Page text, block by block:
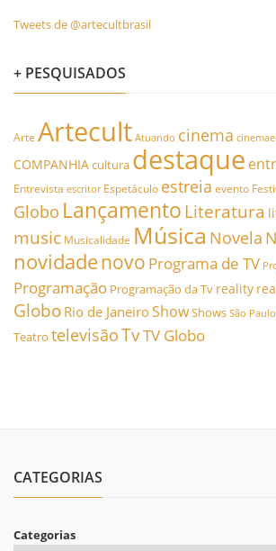
Tweets de @artecultbrasil
+ PESQUISADOS
Arte Artecult Atuando cinema
COMPANHIAcultura destaque
Entrevista escritor Espetáculo estreia evento
Globo Lançamento Literatura
music Musicalidade Música Novela
novidadenovo Programa de TV
Programação Programação da Tv reality
Globo Rio de JaneiroShowShows São Paulo
Teatro televisãoTvTV Globo
CATEGORIAS
Categorias